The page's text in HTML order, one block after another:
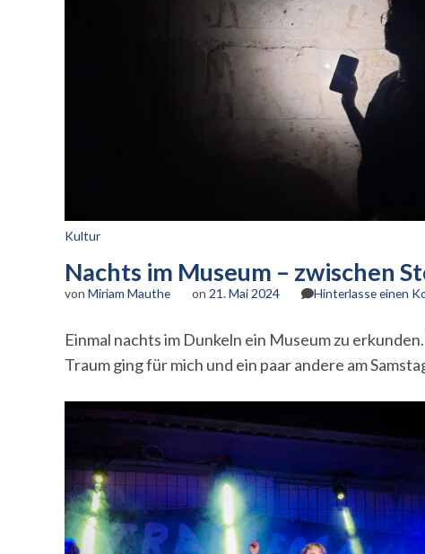
Kultur
Nachts im Museum – zwischen
von Miriam Mauthe on 21. Mai 2024 Hinterlasse einen
Einmal nachts im Dunkeln ein Museum zu
Traum ging für mich und ein paar andere am